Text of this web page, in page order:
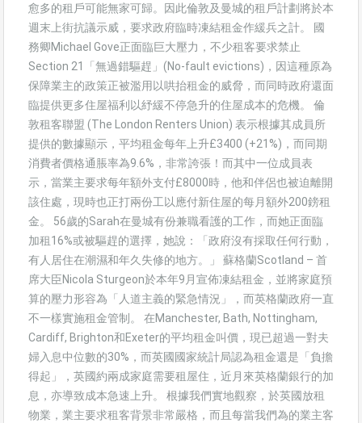
愈多的租戶可能無家可歸。因此倫敦及曼城的租戶計劃將於本
週末上街抗議示威，要求政府臨時凍結租金作緩兵之計。 國
務卿Michael Gove正面臨巨大壓力，不少租客要求禁止
Section 21「無過錯驅趕」(No-fault evictions)，因這種原為
保障業主的政策正被濫用以哄抬租金的威脅，而同時政府還面
臨提供更多住屋福利以紓緩不停急升的住屋成本的危機。 倫
敦租客聯盟 (The London Renters Union) 表示根據其成員所
提供的數據顯示，平均租金每年上升£3400 (+21%)，而同期
消費者價格通脹率為9.6%，非常誇張！而其中一位成員表
示，當業主要求每年額外支付£8000時，他和伴侶也被迫離開
該住處，現時也正打兩份工以應付新住屋的每月額外200鎊租
金。 56歲的Sarah在曼城有份兼職看護的工作，而她正面臨
加租16%或被驅趕的選擇，她說：「政府沒有採取任何行動，
有人居住在潮濕和年久失修的地方。」 蘇格蘭Scotland – 首
席大臣Nicola Sturgeon於本年9月宣佈凍結租金，並將家庭預
算的壓力形容為「人道主義的緊急情況」，而英格蘭政府一直
不一樣實施租金管制。 在Manchester, Bath, Nottingham,
Cardiff, Brighton和Exeter的平均租金叫價，現已超過一對夫
婦入息中位數的30%，而英國國家統計局認為租金還是「負擔
得起」，英國約兩成家庭需要租屋住，近月來英格蘭銀行的加
息，亦導致成本急速上升。 根據我們實地觀察，於英國放租
物業，業主要求租客背景非常嚴格，而且每當我們為的業主客